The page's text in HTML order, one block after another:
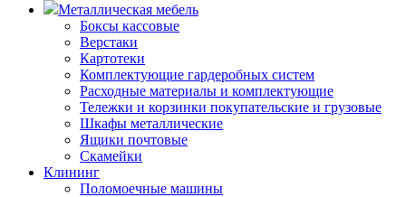
Металлическая мебель
Боксы кассовые
Верстаки
Картотеки
Комплектующие гардеробных систем
Расходные материалы и комплектующие
Тележки и корзинки покупательские и грузовые
Шкафы металлические
Ящики почтовые
Скамейки
Клининг
Поломоечные машины